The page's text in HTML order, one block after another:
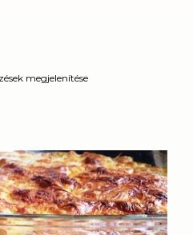
megjelenítése